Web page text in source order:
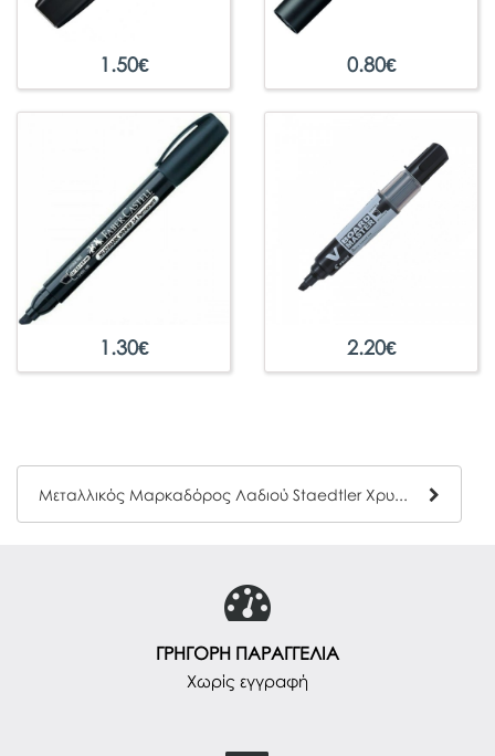
1.50€ 0.80€
1.30€ 2.20€
Μεταλλικός Μαρκαδόρος Λαδιού Staedtler Χρυσό 1-2mm 8323-11
ΓΡΗΓΟΡΗ ΠΑΡΑΓΓΕΛΙΑ
Χωρίς εγγραφή